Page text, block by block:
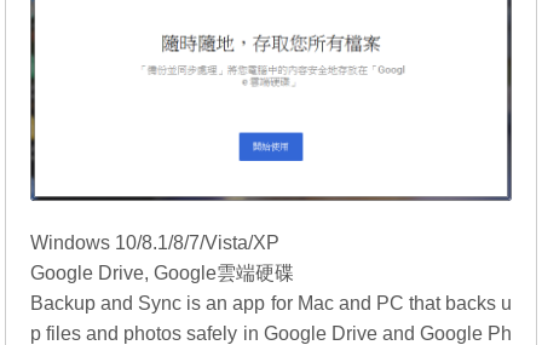
Windows 10/8.1/8/7/Vista/XP
Google Drive, Google雲端硬碟
Backup and Sync is an app for Mac and PC that backs u
p files and photos safely in Google Drive and Google Ph